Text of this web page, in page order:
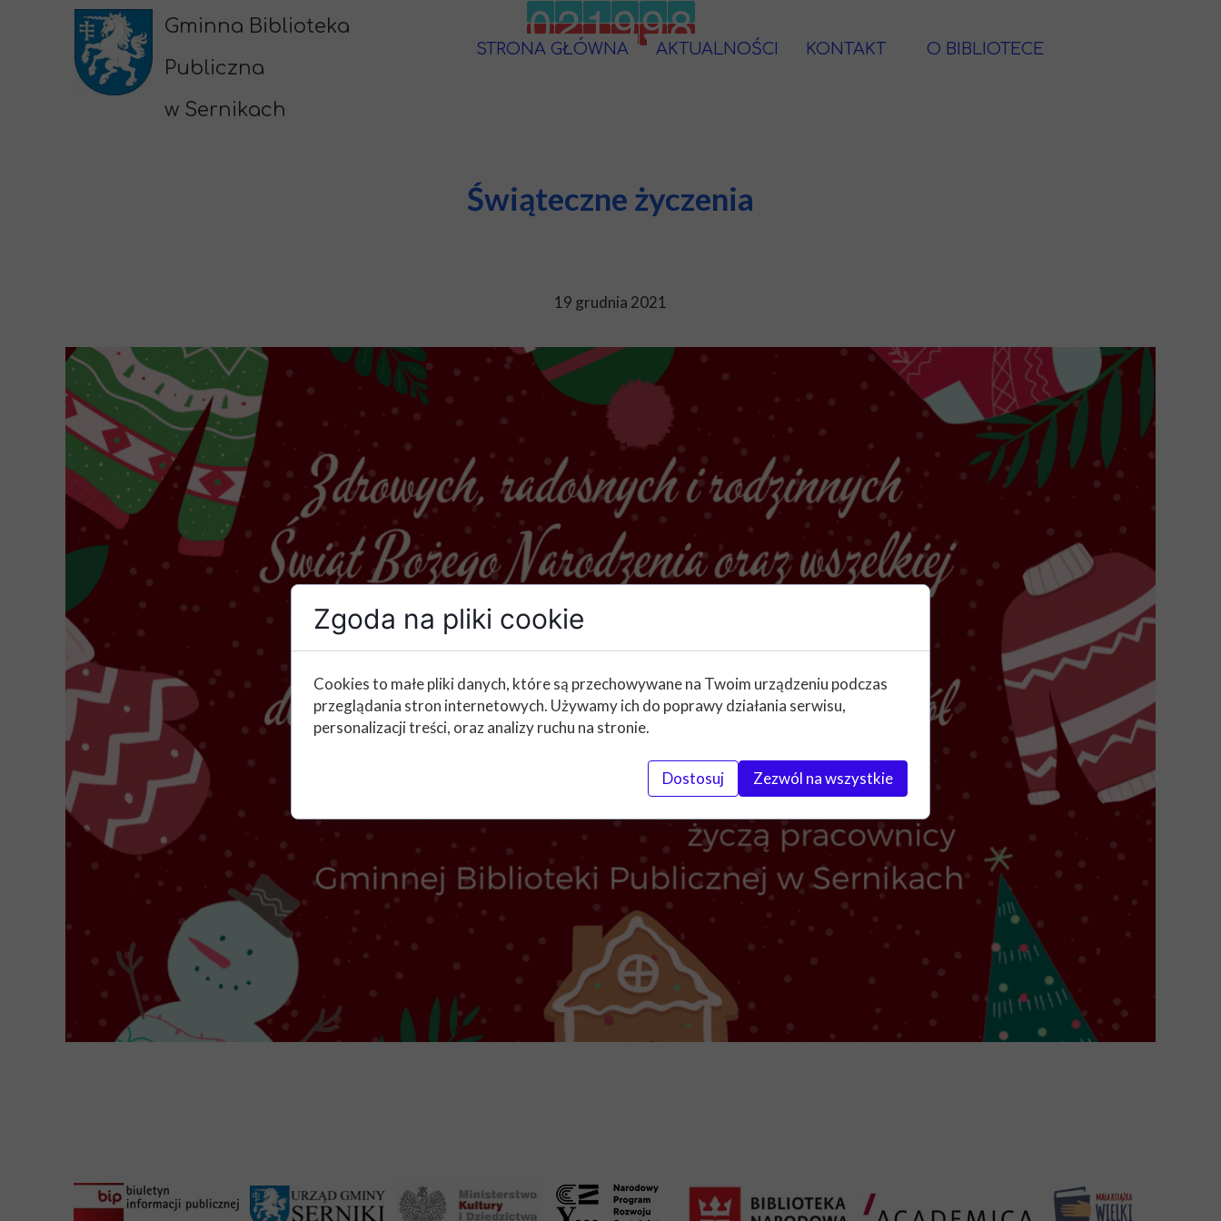
19 grudnia 2021
Świąteczne życzenia
Gminna Biblioteka
Publiczna
w Sernikach
STRONA GŁÓWNA AKTUALNOŚCI KONTAKT O BIBLIOTECE
Zgoda na pliki cookie
Cookies to małe pliki danych, które są przechowywane na Twoim urządzeniu podczas
przeglądania stron internetowych. Używamy ich do poprawy działania serwisu,
personalizacji treści, oraz analizy ruchu na stronie.
Dostosuj Zezwól na wszystkie